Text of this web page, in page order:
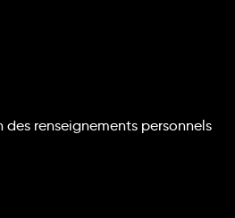
renseignements personnels